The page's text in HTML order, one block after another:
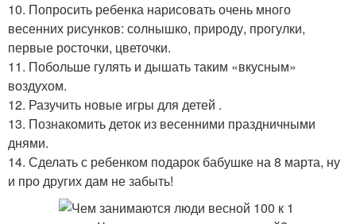
10. Попросить ребенка нарисовать очень много
весенних рисунков: солнышко, природу, прогулки,
первые росточки, цветочки.
11. Побольше гулять и дышать таким «вкусным»
воздухом.
12. Разучить новые игры для детей .
13. Познакомить деток из весенними праздничными
днями.
14. Сделать с ребенком подарок бабушке на 8 марта, ну
и про других дам не забыть!